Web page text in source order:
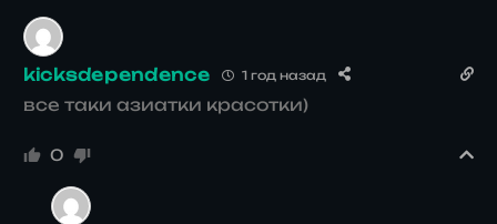
kicksdependence 1 год назад
все таки азиатки красотки)
0